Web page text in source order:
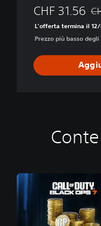
CHF 31.56
L'offerta termina il 12/
Prezzo più basso